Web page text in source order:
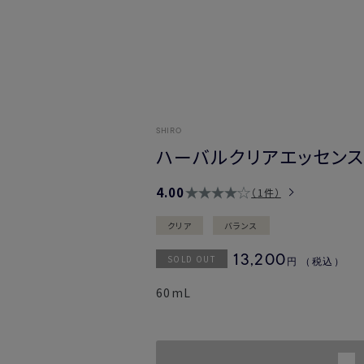
SHIRO
ハーバルクリアエッセンス
4.00 1件
クリア バランス
SOLD OUT 13,200 円 （税込）
60mL